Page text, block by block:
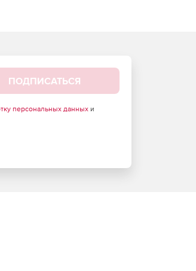
ПОДПИСАТЬСЯ
персональных данныхи